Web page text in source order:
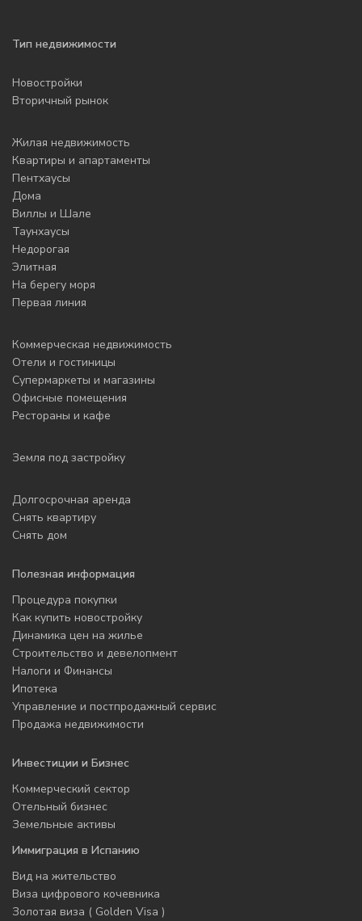
Тип недвижимости
Новостройки
Вторичный рынок
Жилая недвижимость
Квартиры и апартаменты
Пентхаусы
Дома
Виллы и Шале
Таунхаусы
Недорогая
Элитная
На берегу моря
Первая линия
Коммерческая недвижимость
Отели и гостиницы
Супермаркеты и магазины
Офисные помещения
Рестораны и кафе
Земля под застройку
Долгосрочная аренда
Снять квартиру
Снять дом
Полезная информация
Процедура покупки
Как купить новостройку
Динамика цен на жилье
Строительство и девелопмент
Налоги и Финансы
Ипотека
Управление и постпродажный сервис
Продажа недвижимости
Инвестиции и Бизнес
Коммерческий сектор
Отельный бизнес
Земельные активы
Иммиграция в Испанию
Вид на жительство
Виза цифрового кочевника
Золотая виза ( Golden Visa )